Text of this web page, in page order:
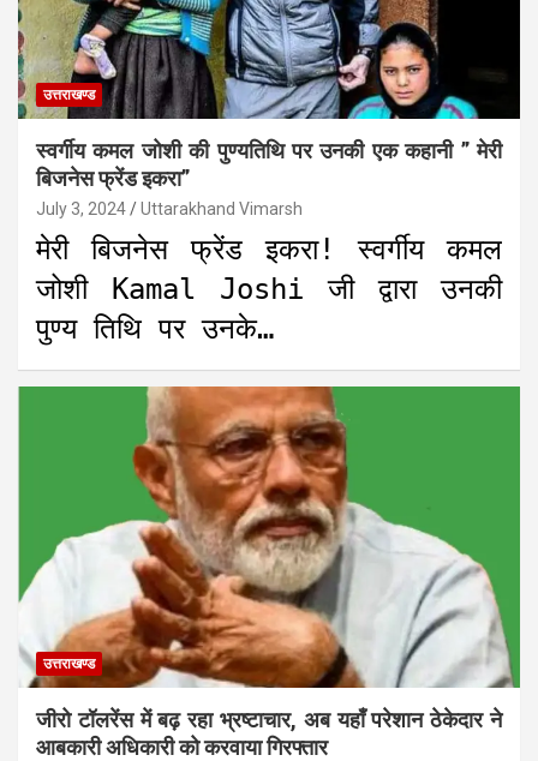
उत्तराखण्ड
स्वर्गीय कमल जोशी की पुण्यतिथि पर उनकी एक कहानी ” मेरी
बिजनेस फ्रेंड इकरा”
July 3, 2024 Uttarakhand Vimarsh
मेरी बिजनेस फ्रेंड इकरा! स्वर्गीय कमल
जोशी Kamal Joshi जी द्वारा उनकी
पुण्य तिथि पर उनके…
उत्तराखण्ड
जीरो टॉलरेंस में बढ़ रहा भ्रष्टाचार, अब यहाँ परेशान ठेकेदार ने
आबकारी अधिकारी को करवाया गिरफ्तार